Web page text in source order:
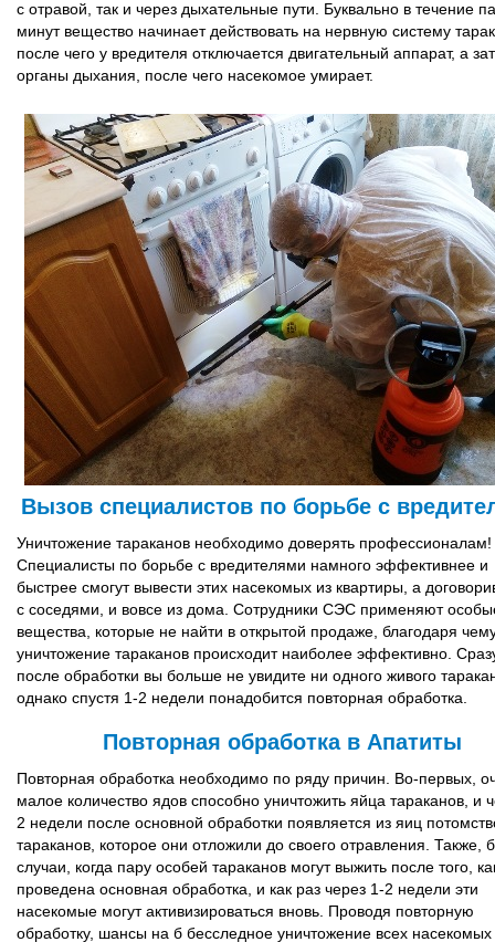
с отравой, так и через дыхательные пути. Буквально в течение
минут вещество начинает действовать на нервную систему
после чего у вредителя отключается двигательный аппарат, а
органы дыхания, после чего насекомое умирает.
Вызов специалистов по борьбе с
Уничтожение тараканов необходимо доверять профессионалам!
Специалисты по борьбе с вредителями намного эффективнее и
быстрее смогут вывести этих насекомых из квартиры, а
с соседями, и вовсе из дома. Сотрудники СЭС применяют
вещества, которые не найти в открытой продаже, благодаря
уничтожение тараканов происходит наиболее эффективно.
после обработки вы больше не увидите ни одного живого
однако спустя 1-2 недели понадобится повторная обработка.
Повторная обработка в Апатиты
Повторная обработка необходимо по ряду причин. Во-первых,
малое количество ядов способно уничтожить яйца тараканов, и
2 недели после основной обработки появляется из яиц
тараканов, которое они отложили до своего отравления. Также,
случаи, когда пару особей тараканов могут выжить после того,
проведена основная обработка, и как раз через 1-2 недели эти
насекомые могут активизироваться вновь. Проводя повторную
обработку, шансы на б бесследное уничтожение всех насекомых